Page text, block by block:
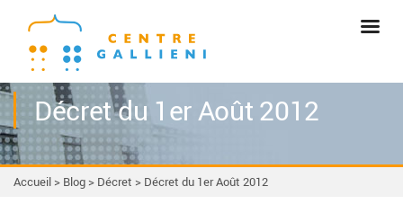
Décret du 1er Août 2012
Accueil > Blog > Décret > Décret du 1er Août 2012